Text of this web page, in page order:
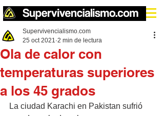
Ola de calor con
temperaturas superiores
a los 45 grados
Supervivencialismo.com
25 oct 2021 2 min de lectura
La ciudad Karachi en Pakistan sufrió